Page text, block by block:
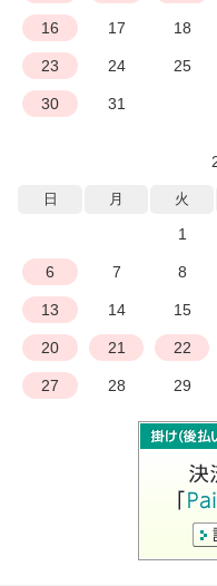
16 17 18
23 24 25
30 31
日 月 火
1
6 7 8
13 14 15
20 21 22
27 28 29